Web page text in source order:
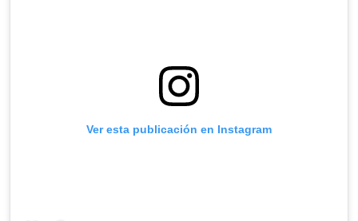
Ver esta publicación en Instagram